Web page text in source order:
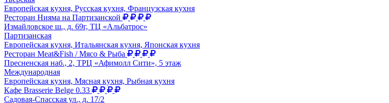
Европейская кухня, Русская кухня, Французская кухня
Ресторан Нияма на Партизанской
Измайловское ш., д. 69г, ТЦ «Альбатрос»
Партизанская
Европейская кухня, Итальянская кухня, Японская кухня
Ресторан Meat&Fish / Мясо & Рыба
Пресненская наб., 2, ТРЦ «Афимолл Сити», 5 этаж
Международная
Европейская кухня, Мясная кухня, Рыбная кухня
Кафе Brasserie Belge 0.33
Садовая-Спасская ул., д. 17/2